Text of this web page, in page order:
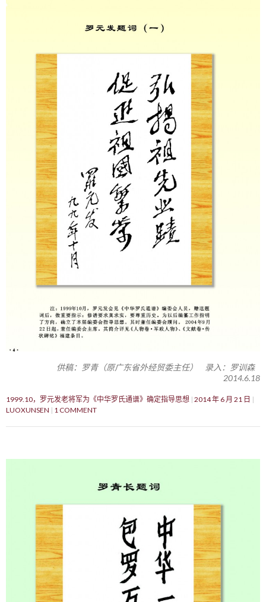
供稿：罗青（原广东省外经贸委主任） 录入：罗训森
2014.6.18
1999.10，罗元发老将军为《中华罗氏通谱》确定指导思想 2014 年 6 月 21 日
LUOXUNSEN
1 COMMENT